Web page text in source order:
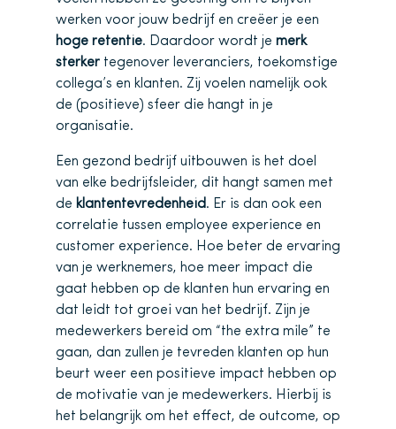
werken voor jouw bedrijf en creëer je een
hoge retentie. Daardoor wordt je merk
sterker tegenover leveranciers, toekomstige
collega’s en klanten. Zij voelen namelijk ook
de (positieve) sfeer die hangt in je
organisatie.
Een gezond bedrijf uitbouwen is het doel
van elke bedrijfsleider, dit hangt samen met
de klantentevredenheid. Er is dan ook een
correlatie tussen employee experience en
customer experience. Hoe beter de ervaring
van je werknemers, hoe meer impact die
gaat hebben op de klanten hun ervaring en
dat leidt tot groei van het bedrijf. Zijn je
medewerkers bereid om “the extra mile” te
gaan, dan zullen je tevreden klanten op hun
beurt weer een positieve impact hebben op
de motivatie van je medewerkers. Hierbij is
het belangrijk om het effect, de outcome, op